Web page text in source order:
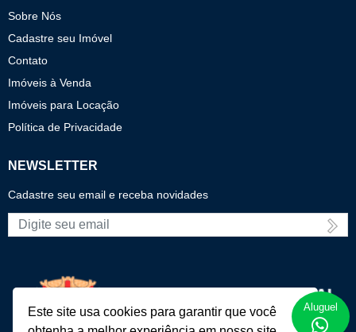
Este site usa cookies para garantir que você
Sobre Nós
Cadastre seu Imóvel
Contato
Imóveis à Venda
Imóveis para Locação
Política de Privacidade
NEWSLETTER
Cadastre seu email e receba novidades
E-mail
Aluguel